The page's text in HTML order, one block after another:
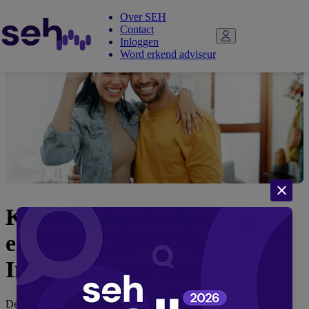
Over SEH
Contact
Inloggen
Word erkend adviseur
Kennisgroepstandpunten
eigenwoningregeling
Inkomstenbelasting
De kennisgroep (KG:052) die we in onsandere artikel
noemden,